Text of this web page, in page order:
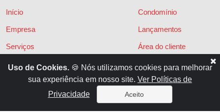
Início
Empresa
Serviços
Financiamentos
Locações
Condomínio
Lançamentos
Área do cliente
Políticas de privacidade
Contato
Uso de Cookies. 🍪 Nós utilizamos cookies para melhorar
sua experiência em nosso site. Ver Políticas de
Privacidade
Aceito